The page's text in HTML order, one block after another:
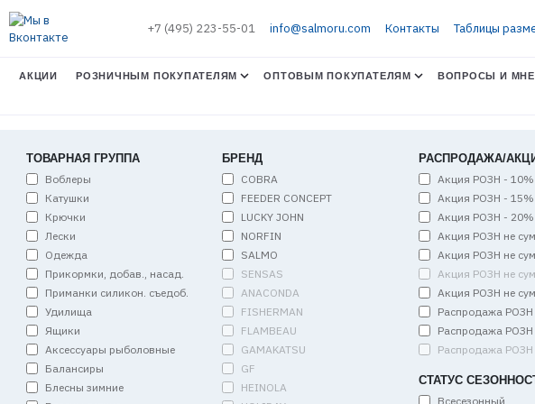
+7 (495) 223-55-01 info@salmoru.com Контакты Таблицы
АКЦИИ РОЗНИЧНЫМ ПОКУПАТЕЛЯМ ОПТОВЫМ ПОКУПАТЕЛЯМ
ВОПРОСЫ И
ТОВАРНАЯ ГРУППА
Воблеры
Катушки
Крючки
Лески
Одежда
Прикормки, добав., насад.
Приманки силикон. съедоб.
Удилища
Ящики
Аксессуары рыболовные
Балансиры
Блесны зимние
БРЕНД
COBRA
FEEDER CONCEPT
LUCKY JOHN
NORFIN
SALMO
SENSAS
ANACONDA
FISHERMAN
FLAMBEAU
GAMAKATSU
GF
HEINOLA
РАСПРОДАЖА/
Акция РОЗН - 10%
Акция РОЗН - 15%
Акция РОЗН - 20%
Акция РОЗН не
Акция РОЗН не
Акция РОЗН не
Акция РОЗН не
Распродажа РОЗН
Распродажа РОЗН
Распродажа РОЗН
СТАТУС
Всесезонный